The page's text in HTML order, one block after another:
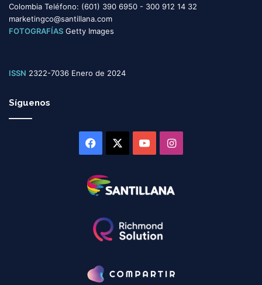
Colombia Teléfono: (601) 390 6950 - 300 912 14 32
marketingco@santillana.com
FOTOGRAFÍAS Getty Images
ISSN 2322-7036 Enero de 2024
Síguenos
Facebook YouTubeInstagram